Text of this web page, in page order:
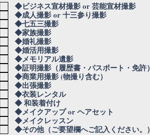
項
目
◆ビジネス宣材撮影 or 芸能宣材撮影
◆成人撮影 or 十三参り撮影
◆七五三撮影
◆家族撮影
◆婚礼撮影
◆婚活用撮影
◆メモリアル遺影
◆証明撮影（履歴書・パスポート・免許）
◆商業用撮影 (物撮り含む）
◆出張撮影
◆衣装レンタル
◆ 和装着付け
◆メイクアップ or ヘアセット
◆メイクレッスン
◆その他（ご要望欄へご記入ください。）